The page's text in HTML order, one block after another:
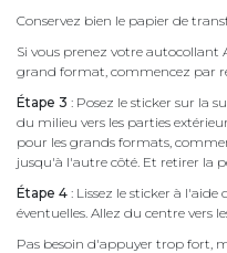
Conservez bien le papier de
Si vous prenez votre
grand format, commencez par
Étape 3 : Posez le sticker sur la
du milieu vers les parties
pour les grands formats,
jusqu'à l'autre côté. Et retirer la
Étape 4 : Lissez le sticker à
éventuelles. Allez du centre vers
Pas besoin d'appuyer trop fort,